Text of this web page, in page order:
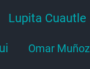
Lupita Cuautle
Omar Muñoz